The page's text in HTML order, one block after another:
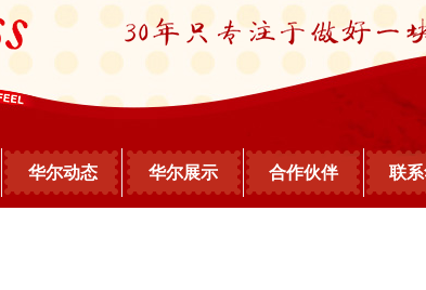
华尔动态 华尔展示 合作伙伴 联